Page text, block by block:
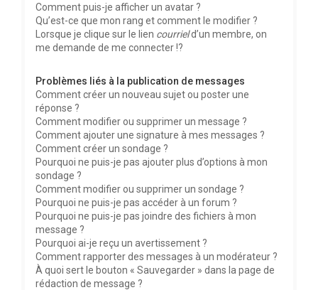
Comment puis-je afficher un avatar ?
Qu’est-ce que mon rang et comment le modifier ?
Lorsque je clique sur le lien courrield’un membre, on
me demande de me connecter !?
Problèmes liés à la publication de messages
Comment créer un nouveau sujet ou poster une
réponse ?
Comment modifier ou supprimer un message ?
Comment ajouter une signature à mes messages ?
Comment créer un sondage ?
Pourquoi ne puis-je pas ajouter plus d’options à mon
sondage ?
Comment modifier ou supprimer un sondage ?
Pourquoi ne puis-je pas accéder à un forum ?
Pourquoi ne puis-je pas joindre des fichiers à mon
message ?
Pourquoi ai-je reçu un avertissement ?
Comment rapporter des messages à un modérateur ?
À quoi sert le bouton « Sauvegarder » dans la page de
rédaction de message ?